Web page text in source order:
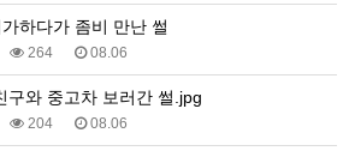
하다가 좀비 만난 썰
264 08.06
구와 중고차 보러간 썰.jpg
204 08.06